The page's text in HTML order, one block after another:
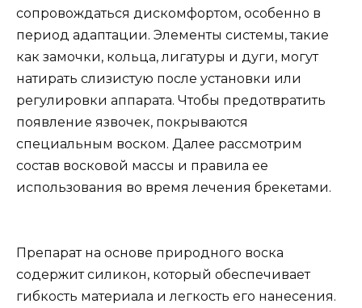
сопровождаться дискомфортом, особенно в
период адаптации. Элементы системы, такие
как замочки, кольца, лигатуры и дуги, могут
натирать слизистую после установки или
регулировки аппарата. Чтобы предотвратить
появление язвочек, покрываются
специальным воском. Далее рассмотрим
состав восковой массы и правила ее
использования во время лечения брекетами.
Препарат на основе природного воска
содержит силикон, который обеспечивает
гибкость материала и легкость его нанесения.